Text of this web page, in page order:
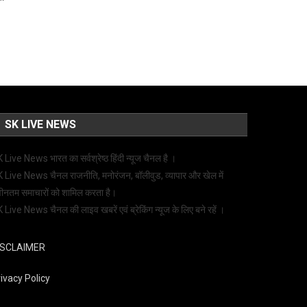
SK LIVE NEWS
Live News भारत का सर्वश्रेष्ठ हिंदी न्‍यूज चैनल है ।
Live News चैनल राजनीति, मनोरंजन, बॉलीवुड, व्यापार और खेल में
समाचारों को शामिल करता है।
Live News चैनल की लाइव खबरें एवं ब्रेकिंग न्यूज के लिए बने रहें ।
Policy